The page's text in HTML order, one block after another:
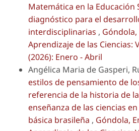
Matemática en la Educación
diagnóstico para el
interdisciplinarias , Góndola,
Aprendizaje de las Ciencias:
(2026): Enero - Abril
Angélica Maria de Gasperi,
estilos de pensamiento de
referencia de la historia de
enseñanza de las ciencias
básica brasileña , Góndola,